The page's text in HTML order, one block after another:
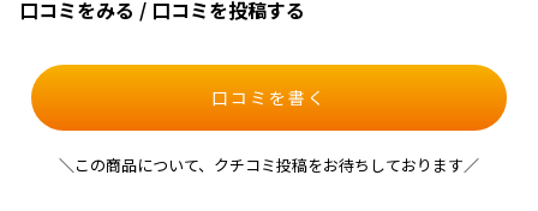
口コミをみる / 口コミを投稿する
口コミを書く
＼この商品について、クチコミ投稿をお待ちしております／